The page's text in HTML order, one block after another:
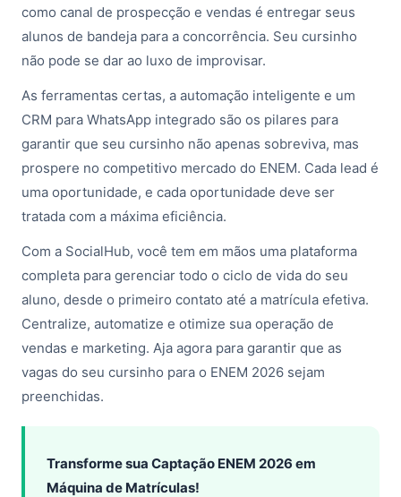
como canal de prospecção e vendas é entregar seus
alunos de bandeja para a concorrência. Seu cursinho
não pode se dar ao luxo de improvisar.
As ferramentas certas, a automação inteligente e um
CRM para WhatsApp integrado são os pilares para
garantir que seu cursinho não apenas sobreviva, mas
prospere no competitivo mercado do ENEM. Cada lead é
uma oportunidade, e cada oportunidade deve ser
tratada com a máxima eficiência.
Com a SocialHub, você tem em mãos uma plataforma
completa para gerenciar todo o ciclo de vida do seu
aluno, desde o primeiro contato até a matrícula efetiva.
Centralize, automatize e otimize sua operação de
vendas e marketing. Aja agora para garantir que as
vagas do seu cursinho para o ENEM 2026 sejam
preenchidas.
Transforme sua Captação ENEM 2026 em
Máquina de Matrículas!